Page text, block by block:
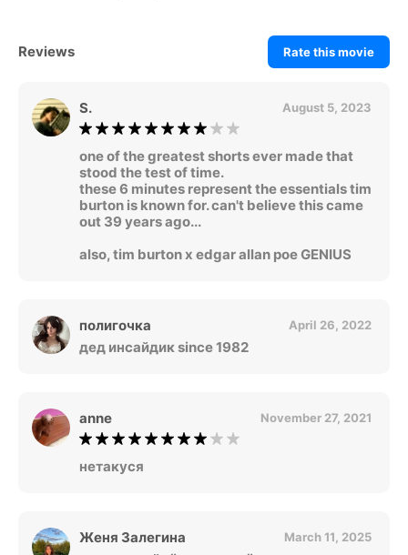
Reviews Rate this movie
S. August 5, 2023
one of the greatest shorts ever made that
stood the test of time.
these 6 minutes represent the essentials tim
burton is known for. can't believe this came
out 39 years ago...
also, tim burton x edgar allan poe GENIUS
полигочка April 26, 2022
дед инсайдик since 1982
anne November 27, 2021
нетакуся
Женя Залегина March 11, 2025